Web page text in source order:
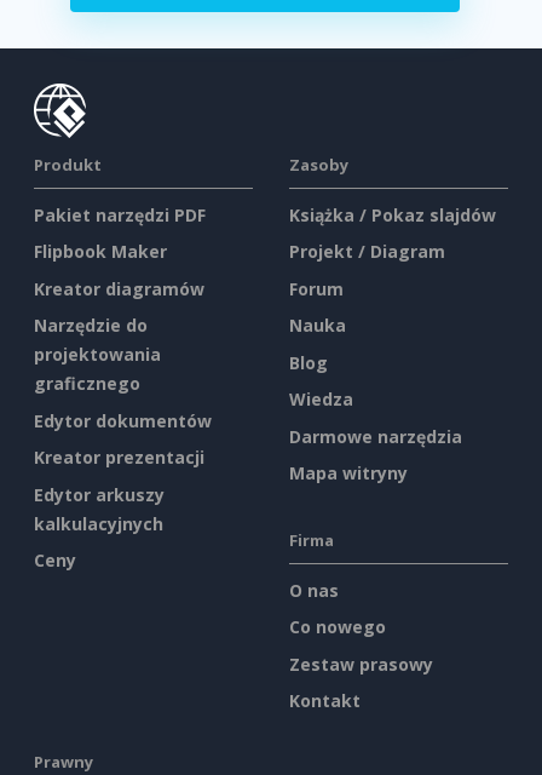
Produkt
Pakiet narzędzi PDF
Flipbook Maker
Kreator diagramów
Narzędzie do
projektowania
graficznego
Edytor dokumentów
Kreator prezentacji
Edytor arkuszy
kalkulacyjnych
Ceny
Zasoby
Książka / Pokaz slajdów
Projekt / Diagram
Forum
Nauka
Blog
Wiedza
Darmowe narzędzia
Mapa witryny
Firma
O nas
Co nowego
Zestaw prasowy
Kontakt
Prawny